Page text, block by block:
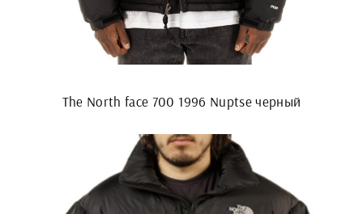
The North face 700 1996 Nuptse черный